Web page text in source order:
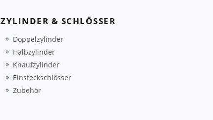
ZYLINDER & SCHLÖSSER
Doppelzylinder
Halbzylinder
Knaufzylinder
Einsteckschlösser
Zubehör